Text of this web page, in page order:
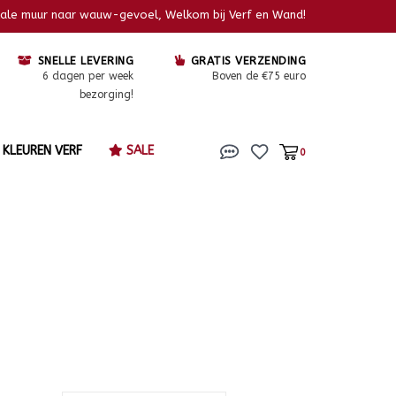
muur naar wauw-gevoel, Welkom bij Verf en Wand!
SNELLE LEVERING
6 dagen per week
bezorging!
GRATIS VERZENDING
Boven de €75 euro
KLEUREN VERF SALE 0